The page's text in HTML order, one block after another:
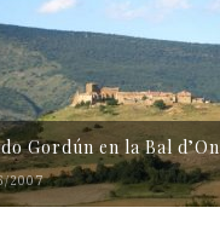
Gordún en la Bal
2007